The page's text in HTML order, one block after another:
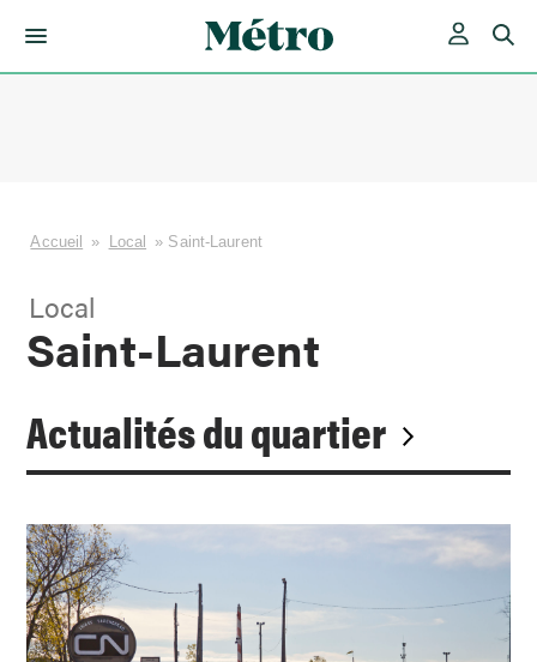
Accueil » Local » Saint-Laurent
Local
Saint-Laurent
Actualités du quartier